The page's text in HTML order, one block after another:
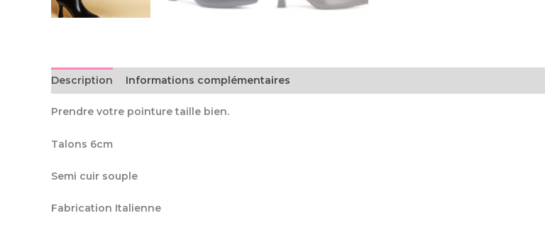
Description Informations complémentaires
Prendre votre pointure taille bien.
Talons 6cm
Semi cuir souple
Fabrication Italienne